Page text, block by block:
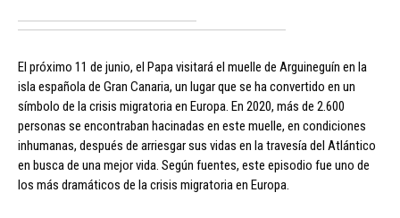
El próximo 11 de junio, el Papa visitará el muelle de Arguineguín en la
isla española de Gran Canaria, un lugar que se ha convertido en un
símbolo de la crisis migratoria en Europa. En 2020, más de 2.600
personas se encontraban hacinadas en este muelle, en condiciones
inhumanas, después de arriesgar sus vidas en la travesía del Atlántico
en busca de una mejor vida. Según fuentes, este episodio fue uno de
los más dramáticos de la crisis migratoria en Europa.